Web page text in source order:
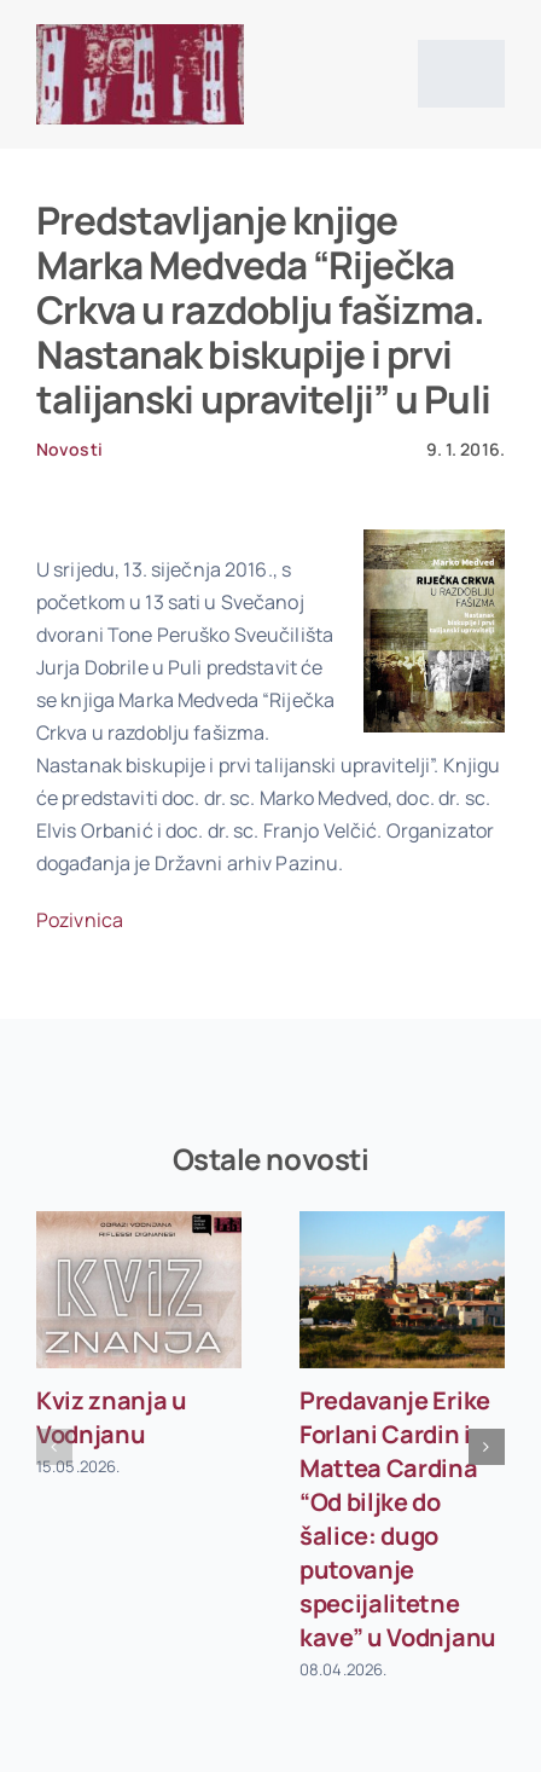
content
Vijesti
O društvu
Povijesni izvori i literatura
Poveznice
Kontakt
Predstavljanje knjige
Marka Medveda “Riječka
Crkva u razdoblju fašizma.
Nastanak biskupije i prvi
talijanski upravitelji” u Puli
Novosti 9. 1. 2016.
U srijedu, 13. siječnja 2016., s
početkom u 13 sati u Svečanoj
dvorani Tone Peruško Sveučilišta
Jurja Dobrile u Puli predstavit će
se knjiga Marka Medveda “Riječka
Crkva u razdoblju fašizma.
Nastanak biskupije i prvi talijanski upravitelji”. Knjigu
će predstaviti doc. dr. sc. Marko Medved, doc. dr. sc.
Elvis Orbanić i doc. dr. sc. Franjo Velčić. Organizator
događanja je Državni arhiv Pazinu.
Pozivnica
Ostale novosti
Kviz znanja u
Vodnjanu
15.05.2026.
Predavanje Erike
Forlani Cardin i
Mattea Cardina
“Od biljke do
šalice: dugo
putovanje
specijalitetne
kave” u Vodnjanu
08.04.2026.